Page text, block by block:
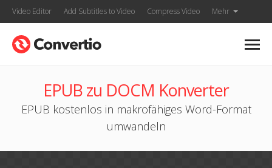
Video Editor Add Subtitles to Video Compress Video Mehr
EPUB zu DOCM Konverter
EPUB kostenlos in makrofähiges Word-Format
umwandeln